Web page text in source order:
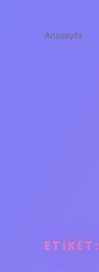
Anasayfa
ETIKET: